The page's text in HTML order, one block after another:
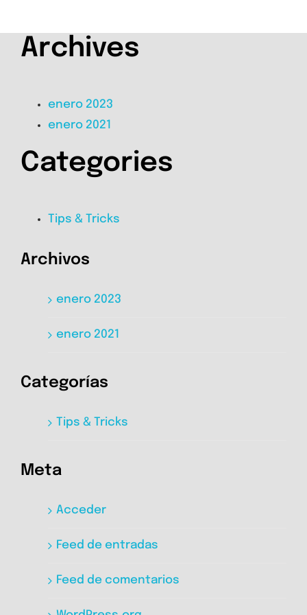
Archives
enero 2023
enero 2021
Categories
Tips & Tricks
Archivos
enero 2023
enero 2021
Categorías
Tips & Tricks
Meta
Acceder
Feed de entradas
Feed de comentarios